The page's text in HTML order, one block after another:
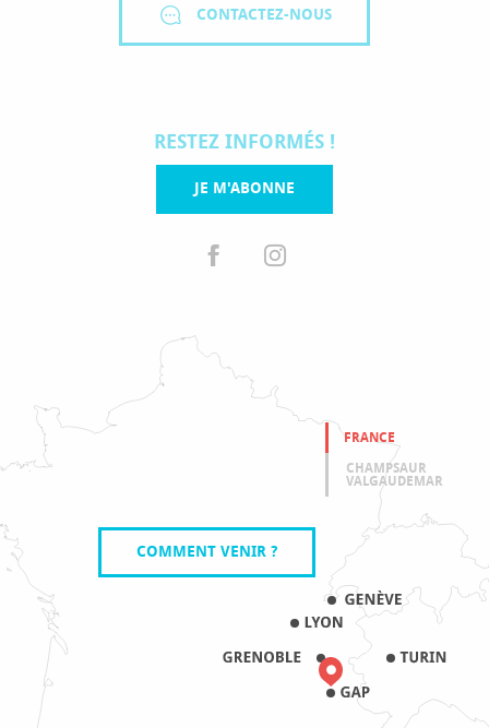
CONTACTEZ-NOUS
RESTEZ INFORMÉS !
JE M'ABONNE
FRANCE
CHAMPSAUR
VALGAUDEMAR
COMMENT VENIR ?